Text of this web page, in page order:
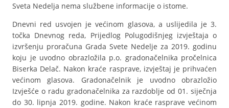
Sveta Nedelja nema službene informacije o istome.
Dnevni red usvojen je većinom glasova, a uslijedila je 3.
točka Dnevnog reda, Prijedlog Polugodišnjeg izvještaja o
izvršenju proračuna Grada Svete Nedelje za 2019. godinu
koju je uvodno obrazložila p.o. gradonačelnika pročelnica
Biserka Delač. Nakon kraće rasprave, izvještaj je prihvaćen
većinom glasova. Gradonačelnik je uvodno obrazložio
Izvješće o radu gradonačelnika za razdoblje od 01. siječnja
do 30. lipnja 2019. godine. Nakon kraće rasprave većinom